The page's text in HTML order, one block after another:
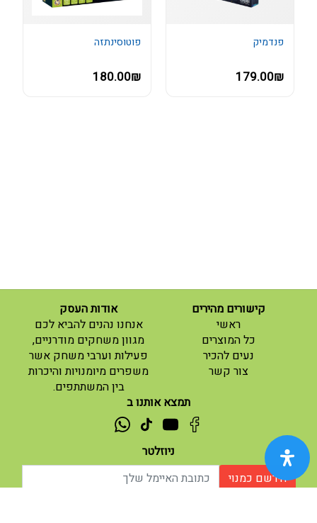
פנדמיק
179.00₪
פוטוסינתזה
180.00₪
קישורים מהירים
ראשי
(current)
כל המוצרים
נעים להכיר
צור קשר
(current)
אודות העסק
אנחנו נהנים להביא לכם
מגוון משחקים מודרניים,
פעילות וערבי משחק אשר
משפרים מיומנויות והיכרות
בין המשתתפים.
תמצא אותנו ב
ניוזלטר
הירשם כמנוי